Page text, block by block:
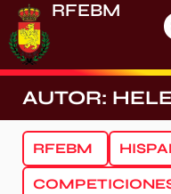
RFEBM
AUTOR:
RFEBM